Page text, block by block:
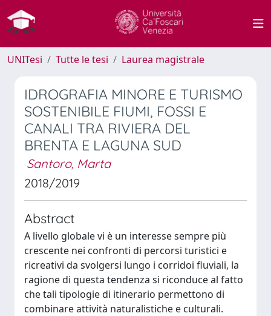
UNITesi Tutte le tesi Laurea magistrale
IDROGRAFIA MINORE E TURISMO
SOSTENIBILE FIUMI, FOSSI E
CANALI TRA RIVIERA DEL
BRENTA E LAGUNA SUD
Santoro, Marta
2018/2019
Abstract
A livello globale vi è un interesse sempre più
crescente nei confronti di percorsi turistici e
ricreativi da svolgersi lungo i corridoi fluviali, la
ragione di questa tendenza si riconduce al fatto
che tali tipologie di itinerario permettono di
combinare attività naturalistiche e culturali.